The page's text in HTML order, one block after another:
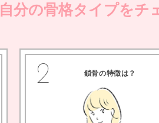
自分の骨格タイプをチ
2 鎖骨の特徴は？